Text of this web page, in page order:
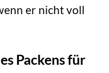
er nicht voll
Packens für